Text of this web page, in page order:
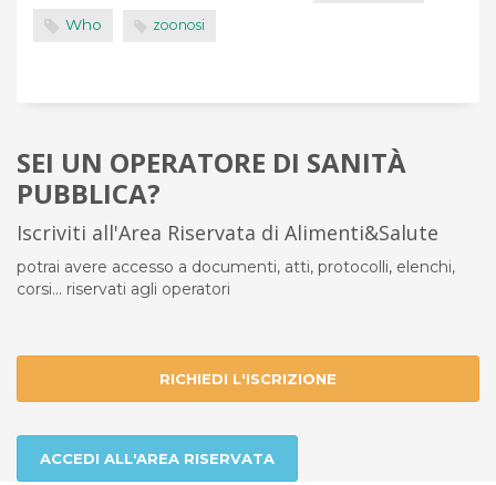
Who zoonosi
SEI UN OPERATORE DI SANITÀ
PUBBLICA?
Iscriviti all'Area Riservata di Alimenti&Salute
potrai avere accesso a documenti, atti, protocolli, elenchi,
corsi... riservati agli operatori
RICHIEDI L'ISCRIZIONE
ACCEDI ALL'AREA RISERVATA